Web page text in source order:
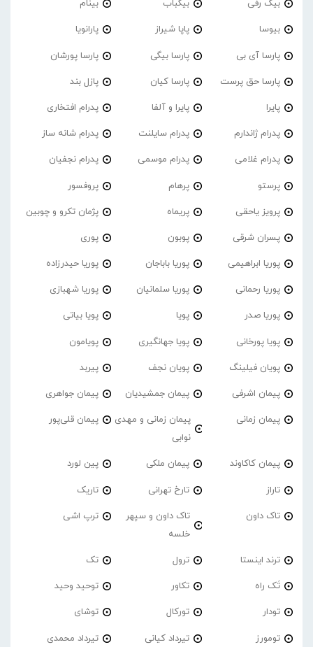
بیگ رفی بیگباب بینام
بیوسا پاپا شیراز پارانویا
پارسا آی بی پارسا بیگی پارسا پورشان
پارسا حق پرست پارسا کیان پازل بند
پایرا پایرا و آلفا پدرام افتخاری
پدرام ژاندارم پدرام‌ سایلنت پدرام شانه ساز
پدرام غلامی پدرام موسمی پدرام نجفیان
پرستو پرهام پروفسور
پرویز یاحقی پریماه پژمان تکرو و چوبین
پسران شرقی پوبون پوری
پوریا ابراهیمی پوریا باباجان پوریا حیدرزاده
پوریا رحمانی پوریا سلمانیان پوریا شهبازی
پوریا صدر پویا پویا بیاتی
پویا پورخانی پویا جهانگیری پویامون
پویان فیلینگ پویان نجف پیربد
پیمان اشرفی پیمان جمشیدیان پیمان جواهری
پیمان زمانی
پیمان زمانی و مهدی
نوابی
پیمان قلی‌پور
پیمان کاکاوند پیمان ملکی پین لورد
تاراز تارخ تهرانی تاریک
تاک داون
تاک داون و سپهر
خلسه
ترپ اشی
ترند اینستا ترول تک
تَک راه تکاور توحید وحید
تودار تورکال توشای
تومورز تیرداد کیانی تیرداد محمدی